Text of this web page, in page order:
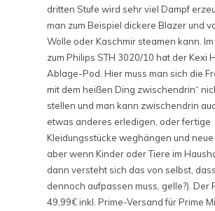
dritten Stufe wird sehr viel Dampf
man zum Beispiel dickere Blazer und
Wolle oder Kaschmir steamen kann.
zum Philips STH 3020/10 hat der Kexi
Ablage-Pod. Hier muss man sich die
mit dem heißen Ding zwischendrin“
stellen und man kann zwischendrin
etwas anderes erledigen, oder fertige
Kleidungsstücke weghängen und neue
aber wenn Kinder oder Tiere im
dann versteht sich das von selbst,
dennoch aufpassen muss, gelle?). Der
49,99€ inkl. Prime-Versand für Prime